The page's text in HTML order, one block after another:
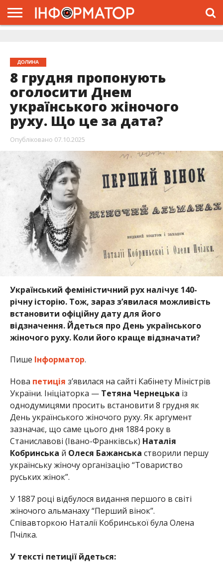
ДОЛИНА
8 грудня пропонують
оголосити Днем
українського жіночого
руху. Що це за дата?
Опубліковано 07.10.2025
Український феміністичний рух налічує 140-
річну історію. Тож, зараз з’явилася можливість
встановити офіційну дату для його
відзначення. Йдеться про День українського
жіночого руху. Коли його краще відзначати?
Пише Інформатор.
Нова петиція з’явилася на сайті Кабінету Міністрів
України. Ініціаторка — Тетяна Чернецька із
однодумицями просить встановити 8 грудня як
День українського жіночого руху. Як аргумент
зазначає, що саме цього дня 1884 року в
Станиславові (Івано-Франківськ) Наталія
Кобринська й Олеся Бажанська створили першу
українську жіночу організацію “Товариство
руських жінок”.
У 1887 році відбулося видання першого в світі
жіночого альманаху “Перший вінок”.
Співавторкою Наталії Кобринської була Олена
Пчілка.
У тексті петиції йдеться: